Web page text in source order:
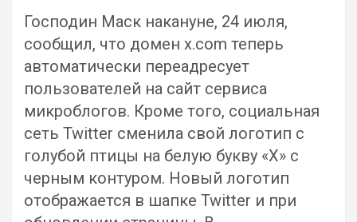
Господин Маск накануне, 24 июля,
сообщил, что домен x.com теперь
автоматически переадресует
пользователей на сайт сервиса
микроблогов. Кроме того, социальная
сеть Twitter сменила свой логотип с
голубой птицы на белую букву «X» с
черным контуром. Новый логотип
отображается в шапке Twitter и при